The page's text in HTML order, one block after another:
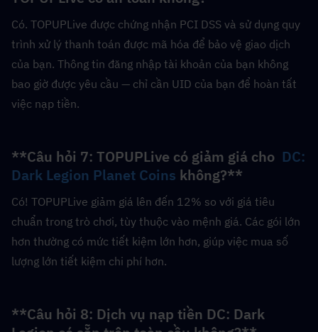
Có. TOPUPLive được chứng nhận PCI DSS và sử dụng quy
trình xử lý thanh toán được mã hóa để bảo vệ giao dịch
của bạn. Thông tin đăng nhập tài khoản của bạn không
bao giờ được yêu cầu — chỉ cần UID của bạn để hoàn tất
việc nạp tiền.
**Câu hỏi 7: TOPUPLive có giảm giá cho DC:
Dark Legion Planet Coins không?**
Có! TOPUPLive giảm giá lên đến 12% so với giá tiêu
chuẩn trong trò chơi, tùy thuộc vào mệnh giá. Các gói lớn
hơn thường có mức tiết kiệm lớn hơn, giúp việc mua số
lượng lớn tiết kiệm chi phí hơn.
**Câu hỏi 8: Dịch vụ nạp tiền DC: Dark